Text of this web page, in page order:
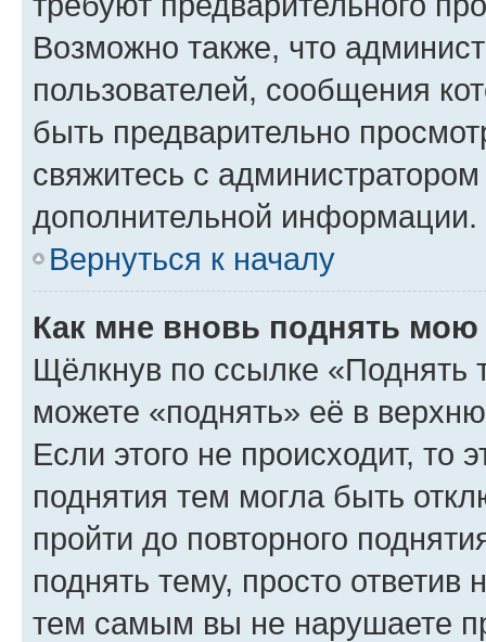
Возможно также, что
пользователей, сообщения
быть предварительно
свяжитесь с
дополнительной информации.
Вернуться к началу
Как мне вновь поднять мою
Щёлкнув по ссылке «Поднять
можете «поднять» её в
Если этого не происходит, то
поднятия тем могла быть
пройти до повторного
поднять тему, просто ответив
тем самым вы не нарушаете